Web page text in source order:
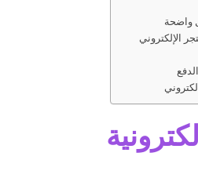
واضحة
الإلكتروني